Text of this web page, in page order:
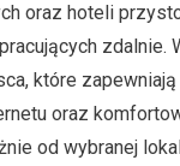
oraz hoteli
zdalnie.
które
oraz
od wybranej